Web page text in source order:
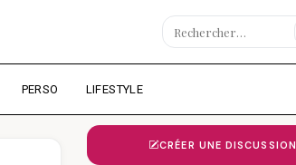
PERSO LIFESTYLE
CRÉER UNE DISCUSSION